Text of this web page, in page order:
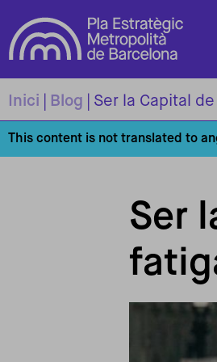
Inici Blog Ser la Capital
This content is not translated to
Ser